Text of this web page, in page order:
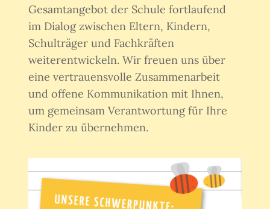
Gesamtangebot der Schule fortlaufend
im Dialog zwischen Eltern, Kindern,
Schulträger und Fachkräften
weiterentwickeln. Wir freuen uns über
eine vertrauensvolle Zusammenarbeit
und offene Kommunikation mit Ihnen,
um gemeinsam Verantwortung für Ihre
Kinder zu übernehmen.